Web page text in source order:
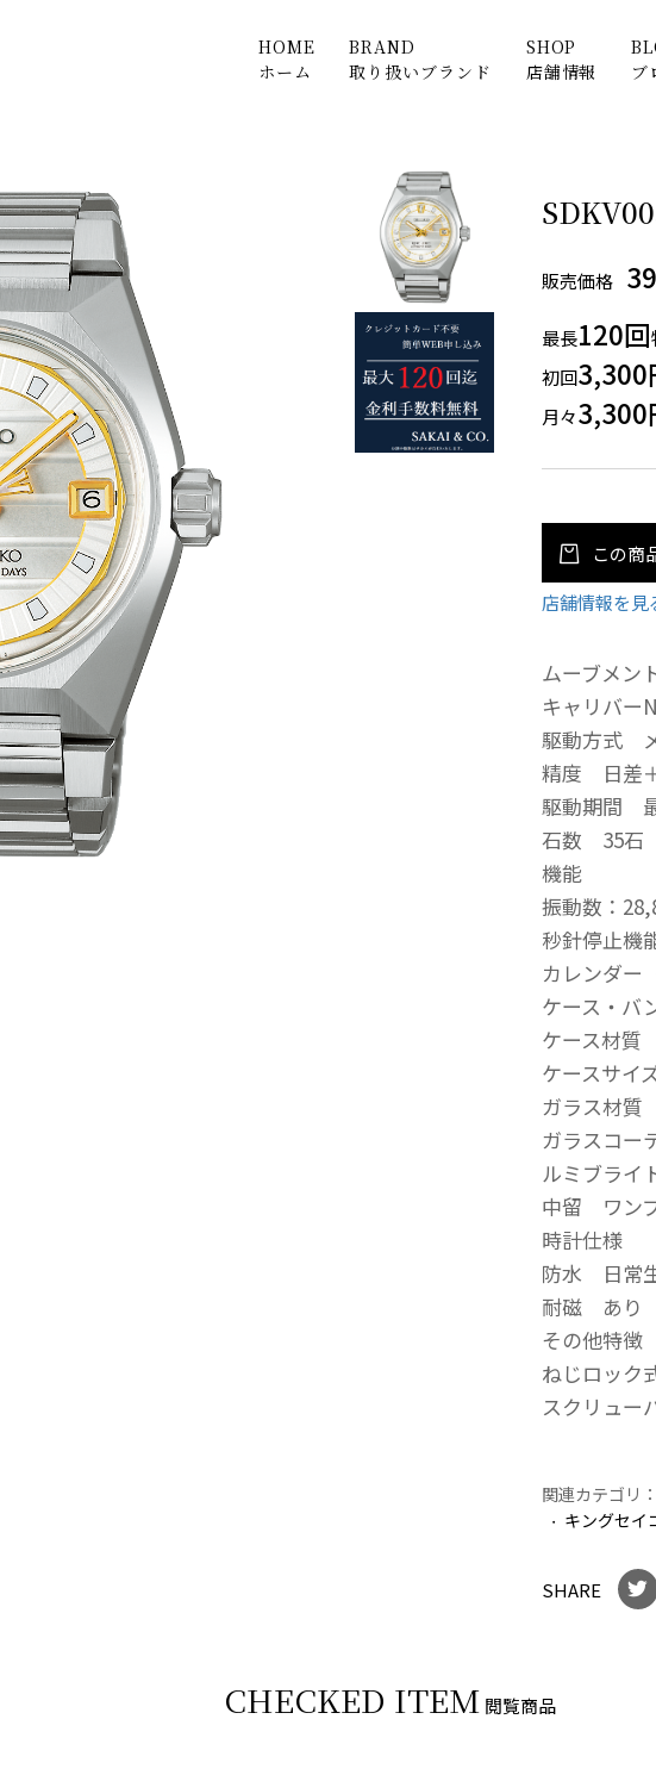
HOME
ホーム
BRAND
取り扱いブランド
SHOP
店舗情報
ブ
販売価格
最長120回
初回3,300
月々3,300
この商
店舗情報を
ムーブメン
キャリバー
駆動方式
精度 日差
駆動期間
石数 35石
機能
振動数：
秒針停止機
カレンダー
ケース・バ
ケース材
ケースサ
ガラス材質
ガラスコー
ルミブライ
中留 ワン
時計仕様
防水 日常
耐磁 あり
その他特徴
ねじロック
スクリュー
関連カテゴリ：
キングセイ
SHARE
CHECKED ITEM 閲覧商品